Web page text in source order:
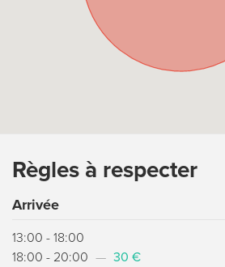
Règles à respecter
Arrivée
13:00 - 18:00
18:00 - 20:00 — 30 €